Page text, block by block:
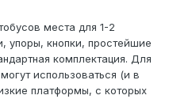
места для 1-2
упоры, кнопки, простейшие
комплектация. Для
использоваться (и в
платформы, с которых